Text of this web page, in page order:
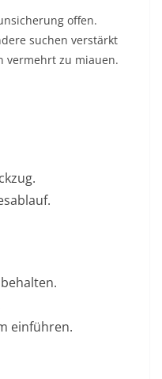
offen.
suchen verstärkt
vermehrt zu miauen.
einführen.